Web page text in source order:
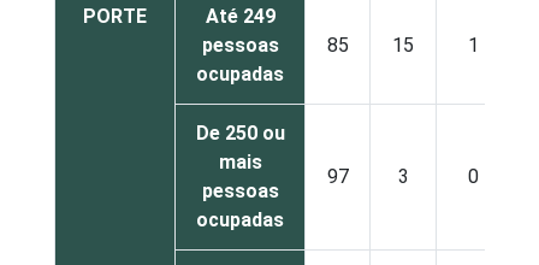
PORTE
Até 249
pessoas
ocupadas
85 15 1
De 250 ou
mais
pessoas
ocupadas
97 3 0